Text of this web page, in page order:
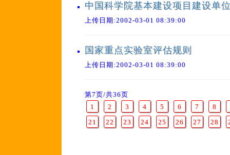
中国科学院基本建设项目建设单
上传日期:2002-03-01 08:39:00
国家重点实验室评估规则
上传日期:2002-03-01 08:39:00
第7页/共36页
1
2 3 4 5 6 7
8
21
22 23 24 25 26 27 28